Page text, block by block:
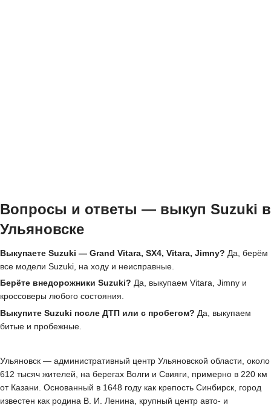
Вопросы и ответы — выкуп Suzuki в
Ульяновске
Выкупаете Suzuki — Grand Vitara, SX4, Vitara, Jimny? Да, берём
все модели Suzuki, на ходу и неисправные.
Берёте внедорожники Suzuki? Да, выкупаем Vitara, Jimny и
кроссоверы любого состояния.
Выкупите Suzuki после ДТП или с пробегом? Да, выкупаем
битые и пробежные.
Ульяновск — административный центр Ульяновской области, около
612 тысяч жителей, на берегах Волги и Свияги, примерно в 220 км
от Казани. Основанный в 1648 году как крепость Синбирск, город
известен как родина В. И. Ленина, крупный центр авто- и